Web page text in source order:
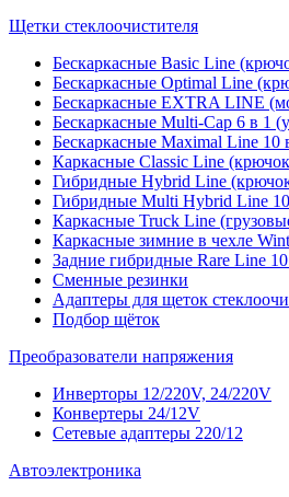
Щетки стеклоочистителя
Бескаркасные Basic Line
Бескаркасные Optimal Line
Бескаркасные EXTRA LINE
Бескаркасные Multi-Cap 6 в 1
Бескаркасные Maximal Line 10
Каркасные Classic Line
Гибридные Hybrid Line
Гибридные Multi Hybrid Line
Каркасные Truck Line
Каркасные зимние в чехле
Задние гибридные Rare Line 10
Сменные резинки
Адаптеры для щеток
Подбор щёток
Преобразователи напряжения
Инверторы 12/220V, 24/220V
Конвертеры 24/12V
Сетевые адаптеры 220/12
Автоэлектроника